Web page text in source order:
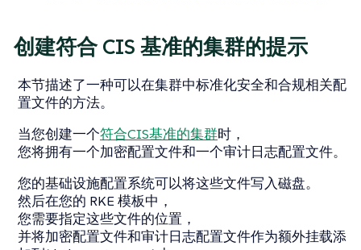
创建符合 CIS 基准的集群的提示
本节描述了一种可以在集群中标准化安全和合规相关配
置文件的方法。
当您创建一个符合CIS基准的集群时，
您将拥有一个加密配置文件和一个审计日志配置文件。
您的基础设施配置系统可以将这些文件写入磁盘。
然后在您的 RKE 模板中，
您需要指定这些文件的位置，
并将加密配置文件和审计日志配置文件作为额外挂载添